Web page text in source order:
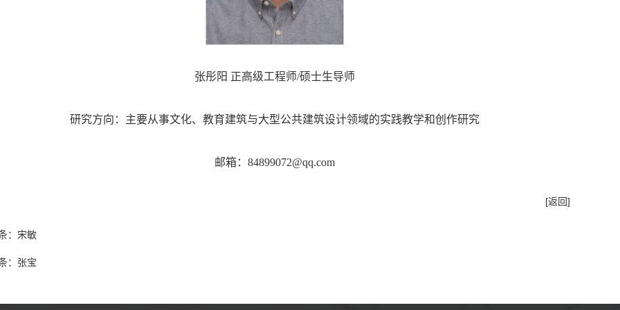
张彤阳 正高级工程师/硕士生导师
研究方向：主要从事文化、教育建筑与大型公共建筑设计领域的实践教学和创作研究
邮箱：84899072@qq.com
[返回]
： 宋敏
： 张宝